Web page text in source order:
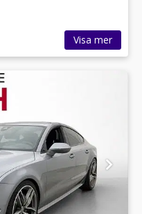
Visa mer